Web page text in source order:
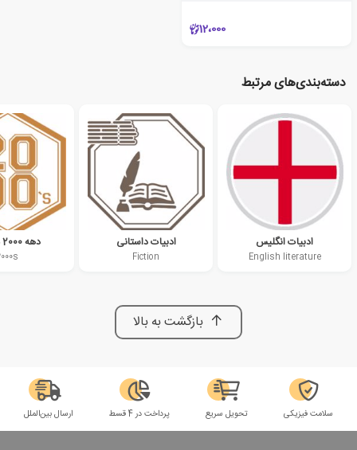
12،000
دسته‌بندی‌های مرتبط
ادبیات انگلیس
English literature
ادبیات داستانی
Fiction
دهه 2000 میلادی
بازگشت به بالا
سلامت فیزیکی تحویل سریع پرداخت در 4 قسط ارسال بین‌الملل